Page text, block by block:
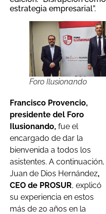
estrategia empresarial”.
Foro Ilusionando
Francisco Provencio,
presidente del Foro
Ilusionando, fue el
encargado de dar la
bienvenida a todos los
asistentes. A continuación,
Juan de Dios Hernández,
CEO de PROSUR, explicó
su experiencia en estos
más de 20 años en la